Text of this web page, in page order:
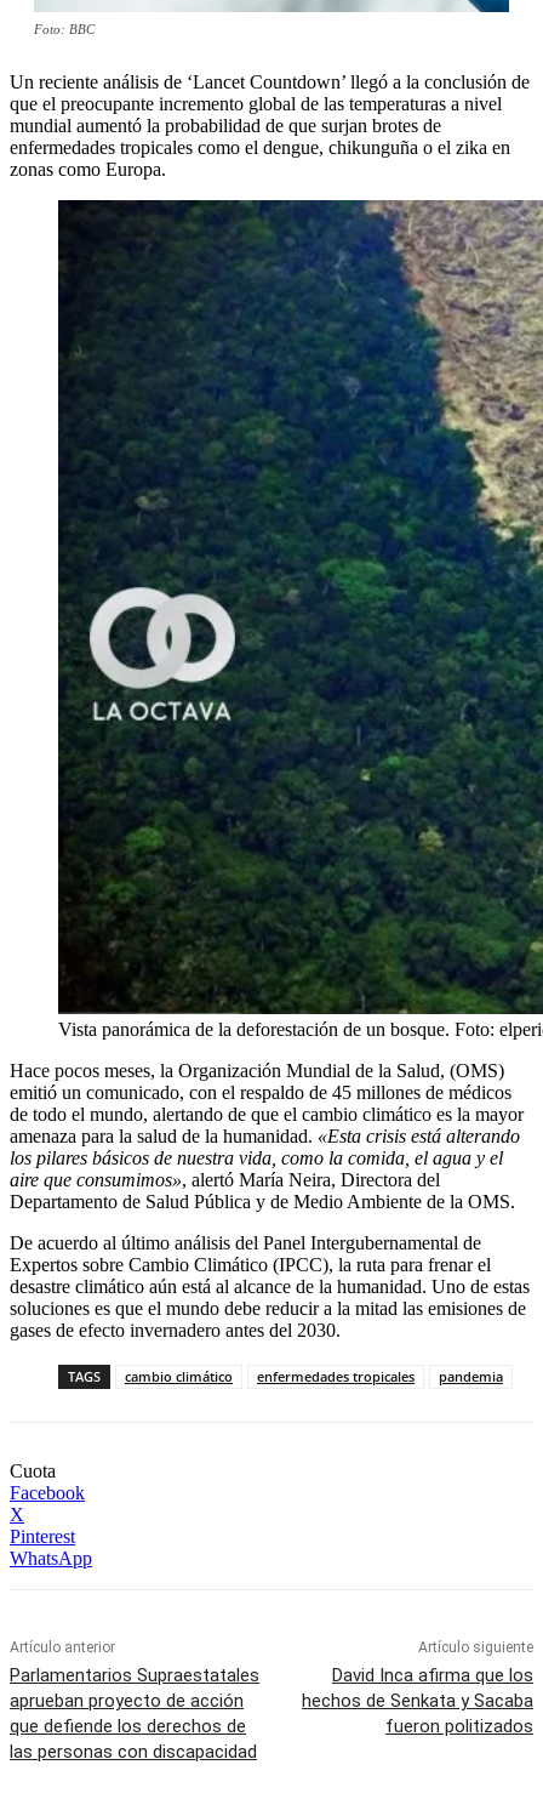
Foto: BBC
Un reciente análisis de ‘Lancet Countdown’ llegó a la conclusión de
que el preocupante incremento global de las temperaturas a nivel
mundial aumentó la probabilidad de que surjan brotes de
enfermedades tropicales como el dengue, chikunguña o el zika en
zonas como Europa.
Vista panorámica de la deforestación de un bosque. Foto:
Hace pocos meses, la Organización Mundial de la Salud, (OMS)
emitió un comunicado, con el respaldo de 45 millones de médicos
de todo el mundo, alertando de que el cambio climático es la mayor
amenaza para la salud de la humanidad. «Esta crisis está alterando
los pilares básicos de nuestra vida, como la comida, el agua y el
aire que consumimos», alertó María Neira, Directora del
Departamento de Salud Pública y de Medio Ambiente de la OMS.
De acuerdo al último análisis del Panel Intergubernamental de
Expertos sobre Cambio Climático (IPCC), la ruta para frenar el
desastre climático aún está al alcance de la humanidad. Uno de estas
soluciones es que el mundo debe reducir a la mitad las emisiones de
gases de efecto invernadero antes del 2030.
TAGS cambio climático enfermedades tropicales pandemia
Cuota
Facebook
X
Pinterest
WhatsApp
Artículo anterior
Parlamentarios Supraestatales
aprueban proyecto de acción
que defiende los derechos de
las personas con discapacidad
Artículo siguiente
David Inca afirma que los
hechos de Senkata y Sacaba
fueron politizados